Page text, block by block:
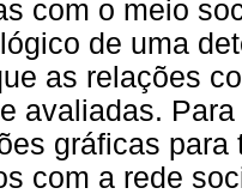
com o meio
de uma
as relações
avaliadas.
gráficas
com a rede